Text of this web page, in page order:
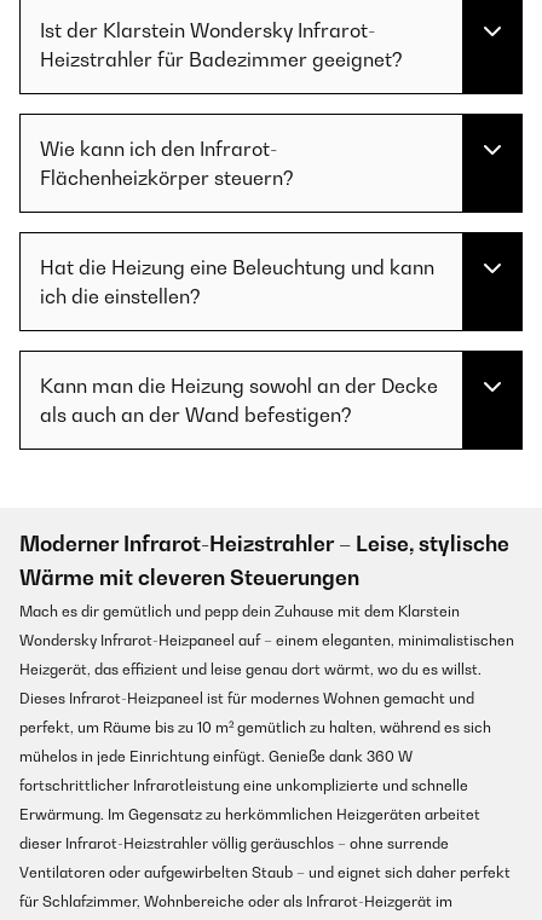
Ist der Klarstein Wondersky Infrarot-
Heizstrahler für Badezimmer geeignet?
Wie kann ich den Infrarot-
Flächenheizkörper steuern?
Hat die Heizung eine Beleuchtung und kann
ich die einstellen?
Kann man die Heizung sowohl an der Decke
als auch an der Wand befestigen?
Moderner Infrarot-Heizstrahler – Leise, stylische
Wärme mit cleveren Steuerungen
Mach es dir gemütlich und pepp dein Zuhause mit dem Klarstein
Wondersky Infrarot-Heizpaneel auf – einem eleganten, minimalistischen
Heizgerät, das effizient und leise genau dort wärmt, wo du es willst.
Dieses Infrarot-Heizpaneel ist für modernes Wohnen gemacht und
perfekt, um Räume bis zu 10 m² gemütlich zu halten, während es sich
mühelos in jede Einrichtung einfügt. Genieße dank 360 W
fortschrittlicher Infrarotleistung eine unkomplizierte und schnelle
Erwärmung. Im Gegensatz zu herkömmlichen Heizgeräten arbeitet
dieser Infrarot-Heizstrahler völlig geräuschlos – ohne surrende
Ventilatoren oder aufgewirbelten Staub – und eignet sich daher perfekt
für Schlafzimmer, Wohnbereiche oder als Infrarot-Heizgerät im